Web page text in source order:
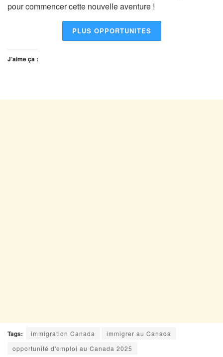
pour commencer cette nouvelle aventure !
PLUS OPPORTUNITES
J’aime ça :
Tags: immigration Canada
immigrer au Canada
opportunité d'emploi au Canada 2025